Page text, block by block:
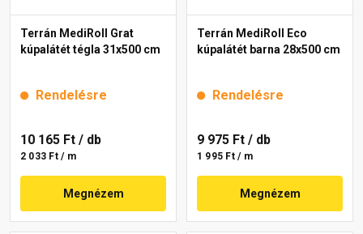
Terrán MediRoll Grat
kúpalátét tégla 31x500 cm
Rendelésre
10 165 Ft / db
2 033 Ft / m
Megnézem
Terrán MediRoll Eco
kúpalátét barna 28x500 cm
Rendelésre
9 975 Ft / db
1 995 Ft / m
Megnézem